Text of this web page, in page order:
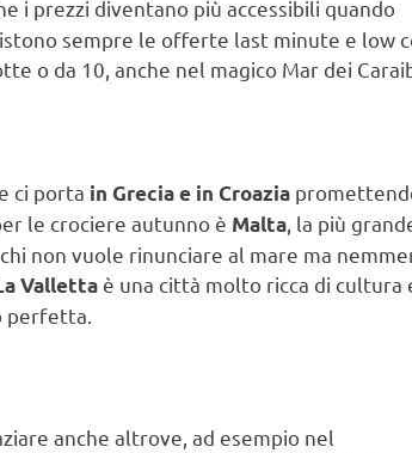
i prezzi diventano più accessibili quando
sempre le offerte last minute e low
o da 10, anche nel magico Mar dei
ci porta in Grecia e in Croazia
le crociere autunno è Malta, la più
non vuole rinunciare al mare ma
Valletta è una città molto ricca di cultura
perfetta.
anche altrove, ad esempio nel